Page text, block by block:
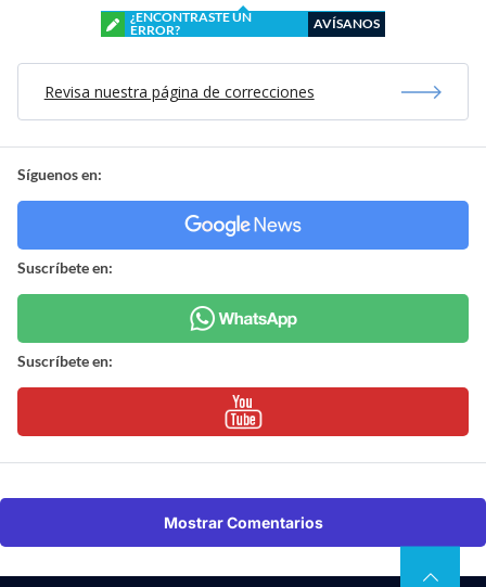
¿ENCONTRASTE UN
ERROR?
AVÍSANOS
Revisa nuestra página de correcciones
Síguenos en:
Suscríbete en:
Suscríbete en:
Mostrar Comentarios